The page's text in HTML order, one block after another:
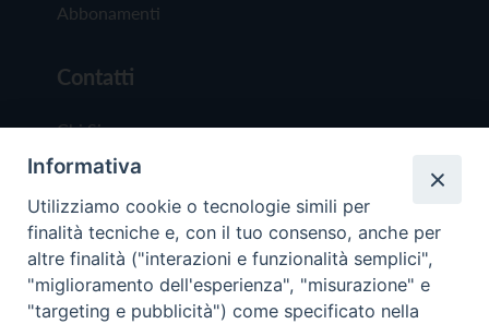
Abbonamenti
Contatti
Chi Siamo
Redazione
Scrivici
Informativa
Utilizziamo cookie o tecnologie simili per
finalità tecniche e, con il tuo consenso, anche per
altre finalità ("interazioni e funzionalità semplici",
"miglioramento dell'esperienza", "misurazione" e
"targeting e pubblicità") come specificato nella